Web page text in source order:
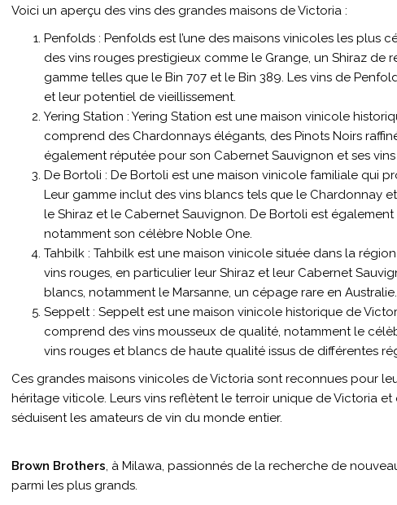
Voici un aperçu des vins des grandes maisons de Victoria :
Penfolds : Penfolds est l’une des maisons vinicoles les plus
des vins rouges prestigieux comme le Grange, un Shiraz de
gamme telles que le Bin 707 et le Bin 389. Les vins de
et leur potentiel de vieillissement.
Yering Station : Yering Station est une maison vinicole
comprend des Chardonnays élégants, des Pinots Noirs
également réputée pour son Cabernet Sauvignon et ses
De Bortoli : De Bortoli est une maison vinicole familiale qui
Leur gamme inclut des vins blancs tels que le Chardonnay
le Shiraz et le Cabernet Sauvignon. De Bortoli est
notamment son célèbre Noble One.
Tahbilk : Tahbilk est une maison vinicole située dans la
vins rouges, en particulier leur Shiraz et leur Cabernet
blancs, notamment le Marsanne, un cépage rare en Australie.
Seppelt : Seppelt est une maison vinicole historique de
comprend des vins mousseux de qualité, notamment le
vins rouges et blancs de haute qualité issus de différentes
Ces grandes maisons vinicoles de Victoria sont reconnues pour
héritage viticole. Leurs vins reflètent le terroir unique de Victoria
séduisent les amateurs de vin du monde entier.
Brown Brothers, à Milawa, passionnés de la recherche de
parmi les plus grands.